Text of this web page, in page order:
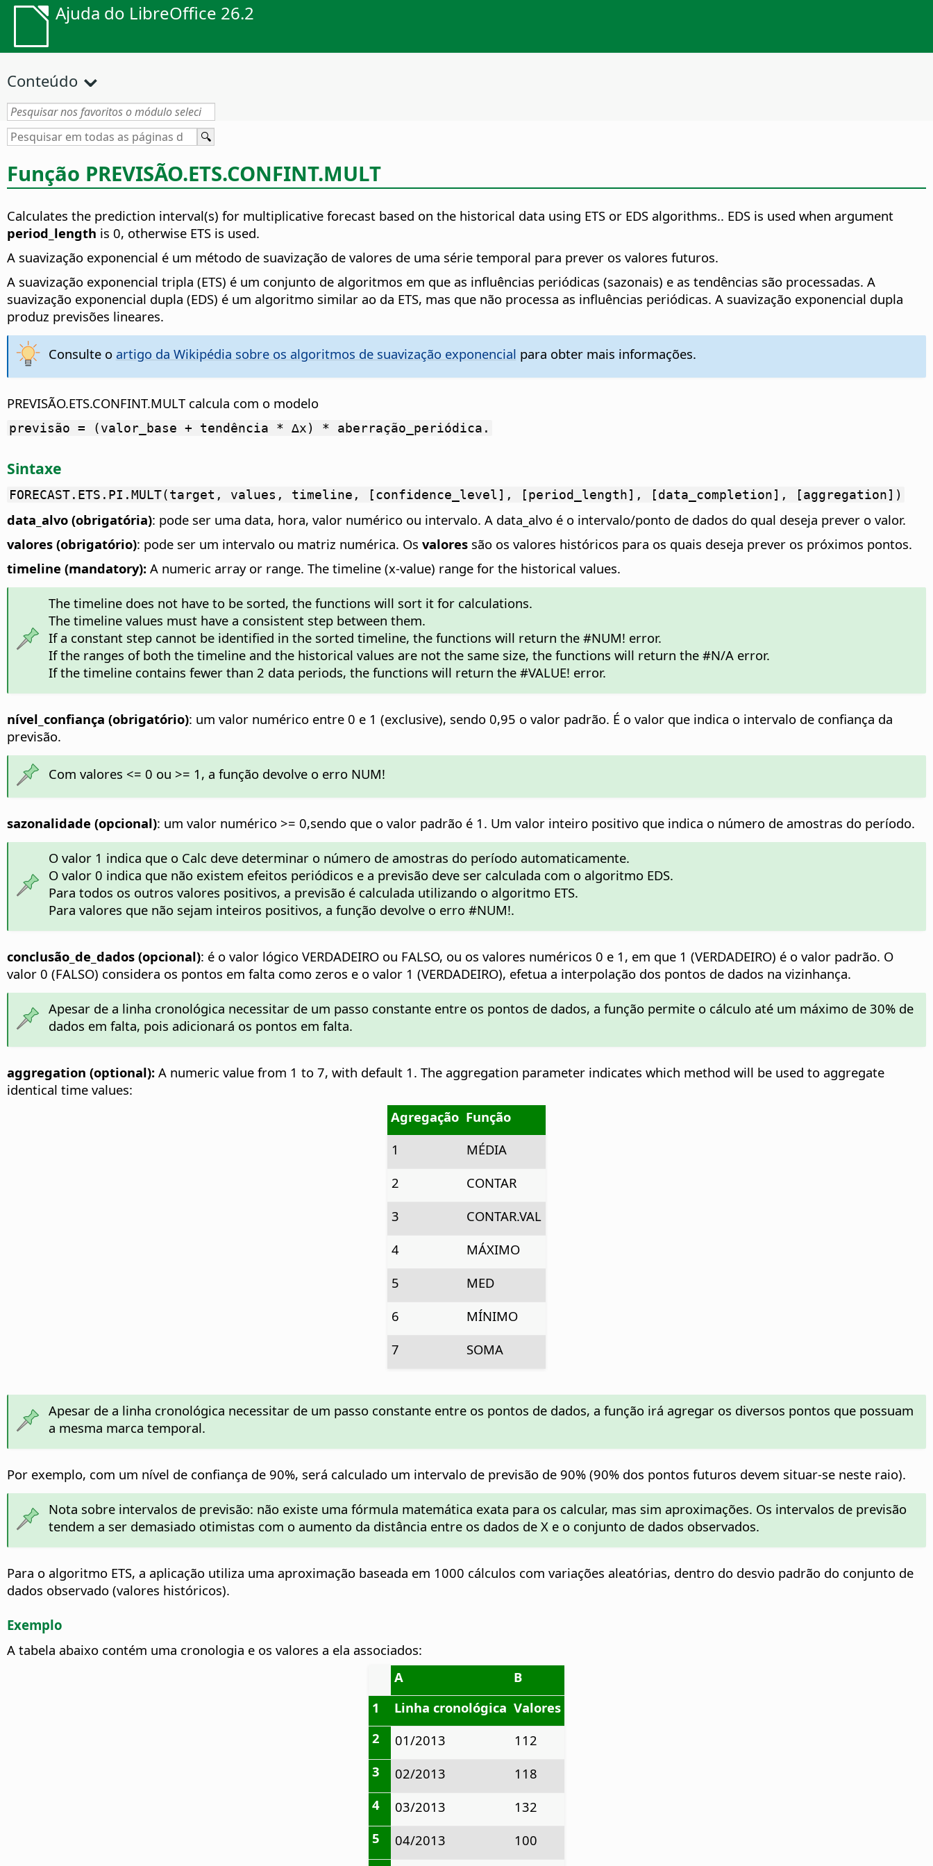
Ajuda do LibreOffice 26.2
Conteúdo
Função PREVISÃO.ETS.CONFINT.MULT
Calculates the prediction interval(s) for multiplicative forecast based on the historical data using ETS or EDS algorithms.. EDS is used when argument
period_length is 0, otherwise ETS is used.
A suavização exponencial é um método de suavização de valores de uma série temporal para prever os valores futuros.
A suavização exponencial tripla (ETS) é um conjunto de algoritmos em que as influências periódicas (sazonais) e as tendências são processadas. A
suavização exponencial dupla (EDS) é um algoritmo similar ao da ETS, mas que não processa as influências periódicas. A suavização exponencial dupla
produz previsões lineares.
Consulte o artigo da Wikipédia sobre os algoritmos de suavização exponencial para obter mais informações.
PREVISÃO.ETS.CONFINT.MULT calcula com o modelo
previsão = (valor_base + tendência * ∆x) * aberração_periódica.
Sintaxe
FORECAST.ETS.PI.MULT(target, values, timeline, [confidence_level], [period_length], [data_completion], [aggregation])
data_alvo (obrigatória): pode ser uma data, hora, valor numérico ou intervalo. A data_alvo é o intervalo/ponto de dados do qual deseja prever o valor.
valores (obrigatório): pode ser um intervalo ou matriz numérica. Os valores são os valores históricos para os quais deseja prever os próximos pontos.
timeline (mandatory): A numeric array or range. The timeline (x-value) range for the historical values.
The timeline does not have to be sorted, the functions will sort it for calculations.
The timeline values must have a consistent step between them.
If a constant step cannot be identified in the sorted timeline, the functions will return the #NUM! error.
If the ranges of both the timeline and the historical values are not the same size, the functions will return the #N/A error.
If the timeline contains fewer than 2 data periods, the functions will return the #VALUE! error.
nível_confiança (obrigatório): um valor numérico entre 0 e 1 (exclusive), sendo 0,95 o valor padrão. É o valor que indica o intervalo de confiança da
previsão.
Com valores <= 0 ou >= 1, a função devolve o erro NUM!
sazonalidade (opcional): um valor numérico >= 0,sendo que o valor padrão é 1. Um valor inteiro positivo que indica o número de amostras do período.
O valor 1 indica que o Calc deve determinar o número de amostras do período automaticamente.
O valor 0 indica que não existem efeitos periódicos e a previsão deve ser calculada com o algoritmo EDS.
Para todos os outros valores positivos, a previsão é calculada utilizando o algoritmo ETS.
Para valores que não sejam inteiros positivos, a função devolve o erro #NUM!.
conclusão_de_dados (opcional): é o valor lógico VERDADEIRO ou FALSO, ou os valores numéricos 0 e 1, em que 1 (VERDADEIRO) é o valor padrão. O
valor 0 (FALSO) considera os pontos em falta como zeros e o valor 1 (VERDADEIRO), efetua a interpolação dos pontos de dados na vizinhança.
Apesar de a linha cronológica necessitar de um passo constante entre os pontos de dados, a função permite o cálculo até um máximo de 30% de
dados em falta, pois adicionará os pontos em falta.
aggregation (optional): A numeric value from 1 to 7, with default 1. The aggregation parameter indicates which method will be used to aggregate
identical time values:
Agregação Função
1
MÉDIA
2
CONTAR
3
CONTAR.VAL
4
MÁXIMO
5
MED
6
MÍNIMO
7
SOMA
Apesar de a linha cronológica necessitar de um passo constante entre os pontos de dados, a função irá agregar os diversos pontos que possuam
a mesma marca temporal.
Por exemplo, com um nível de confiança de 90%, será calculado um intervalo de previsão de 90% (90% dos pontos futuros devem situar-se neste raio).
Nota sobre intervalos de previsão: não existe uma fórmula matemática exata para os calcular, mas sim aproximações. Os intervalos de previsão
tendem a ser demasiado otimistas com o aumento da distância entre os dados de X e o conjunto de dados observados.
Para o algoritmo ETS, a aplicação utiliza uma aproximação baseada em 1000 cálculos com variações aleatórias, dentro do desvio padrão do conjunto de
dados observado (valores históricos).
Exemplo
A tabela abaixo contém uma cronologia e os valores a ela associados:
A
B
1
Linha cronológica Valores
2
01/2013
112
3
02/2013
118
4
03/2013
132
5
04/2013
100